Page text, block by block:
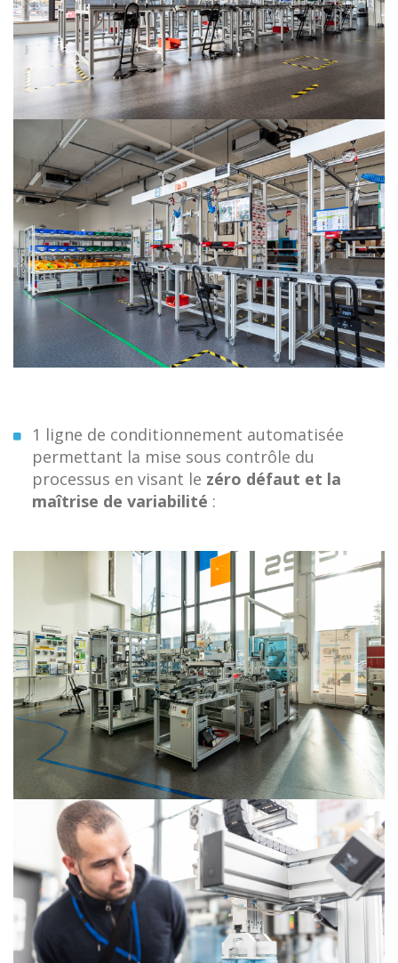
1 ligne de conditionnement automatisée
permettant la mise sous contrôle du
processus en visant le zéro défaut et la
maîtrise de variabilité :